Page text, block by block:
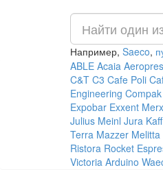
Например, Saeco,
ABLE Acaia
C&T C3 Cafe Poli
Engineering Compak
Expobar Exxent Merx
Julius Meinl Jura
Terra Mazzer Melitta
Ristora Rocket
Victoria Arduino